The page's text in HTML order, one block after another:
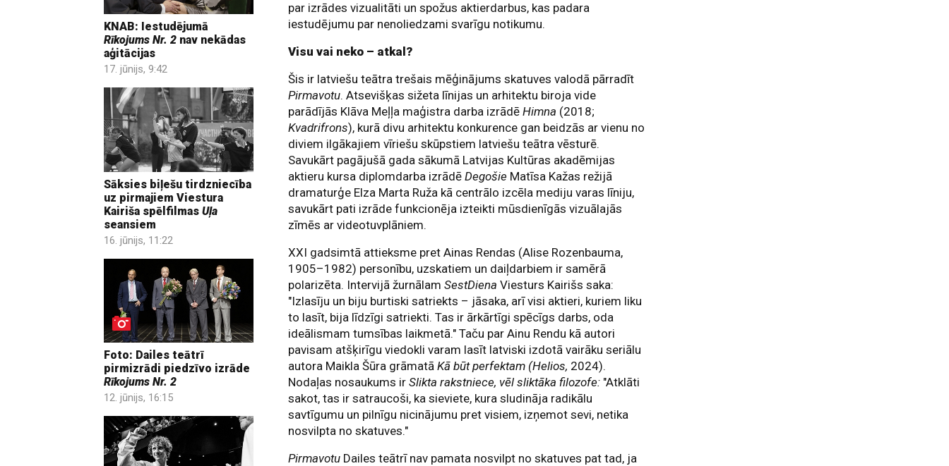
KNAB: Iestudējumā
Rīkojums Nr. 2 nav nekādas
aģitācijas
17. jūnijs, 9:42
Sāksies biļešu tirdzniecība
uz pirmajiem Viestura
Kairiša spēlfilmas Uļa
seansiem
16. jūnijs, 11:22
Foto: Dailes teātrī
pirmizrādi piedzīvo izrāde
Rīkojums Nr. 2
12. jūnijs, 16:15
par izrādes vizualitāti un spožus aktierdarbus, kas padara
iestudējumu par nenoliedzami svarīgu notikumu.
Visu vai neko – atkal?
Šis ir latviešu teātra trešais mēģinājums skatuves valodā pārradīt
Pirmavotu. Atsevišķas sižeta līnijas un arhitektu biroja vide
parādījās Klāva Meļļa maģistra darba izrādē Himna (2018;
Kvadrifrons), kurā divu arhitektu konkurence gan beidzās ar vienu no
diviem ilgākajiem vīriešu skūpstiem latviešu teātra vēsturē.
Savukārt pagājušā gada sākumā Latvijas Kultūras akadēmijas
aktieru kursa diplomdarba izrādēDegošie Matīsa Kažas režijā
dramaturģe Elza Marta Ruža kā centrālo izcēla mediju varas līniju,
savukārt pati izrāde funkcionēja izteikti mūsdienīgās vizuālajās
zīmēs ar videotuvplāniem.
XXI gadsimtā attieksme pret Ainas Rendas (Alise Rozenbauma,
1905–1982) personību, uzskatiem un daiļdarbiem ir samērā
polarizēta. Intervijā žurnālamSestDienaViesturs Kairišs saka:
"Izlasīju un biju burtiski satriekts – jāsaka, arī visi aktieri, kuriem liku
to lasīt, bija līdzīgi satriekti. Tas ir ārkārtīgi spēcīgs darbs, oda
ideālismam tumsības laikmetā." Taču par Ainu Rendu kā autori
pavisam atšķirīgu viedokli varam lasīt latviski izdotā vairāku seriālu
autora Maikla Šūra grāmatāKā būt perfektam (Helios, 2024).
Nodaļas nosaukums irSlikta rakstniece, vēl sliktāka filozofe: "Atklāti
sakot, tas ir satraucoši, ka sieviete, kura sludināja radikālu
savtīgumu un pilnīgu nicinājumu pret visiem, izņemot sevi, netika
nosvilpta no skatuves."
Pirmavotu Dailes teātrī nav pamata nosvilpt no skatuves pat tad, ja